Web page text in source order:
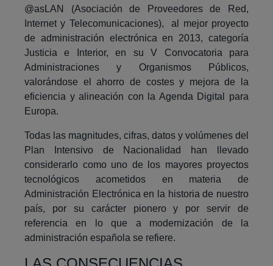
@asLAN (Asociación de Proveedores de Red,
Internet y Telecomunicaciones), al mejor proyecto
de administración electrónica en 2013, categoría
Justicia e Interior, en su V Convocatoria para
Administraciones y Organismos Públicos,
valorándose el ahorro de costes y mejora de la
eficiencia y alineación con la Agenda Digital para
Europa.
Todas las magnitudes, cifras, datos y volúmenes del
Plan Intensivo de Nacionalidad han llevado
considerarlo como uno de los mayores proyectos
tecnológicos acometidos en materia de
Administración Electrónica en la historia de nuestro
país, por su carácter pionero y por servir de
referencia en lo que a modernización de la
administración española se refiere.